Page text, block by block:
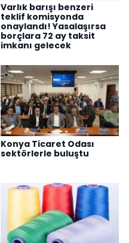
Varlık barışı benzeri
teklif komisyonda
onaylandı! Yasalaşırsa
borçlara 72 ay taksit
imkanı gelecek
Konya Ticaret Odası
sektörlerle buluştu